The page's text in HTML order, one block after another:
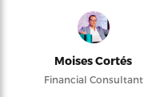
Moises Cortés
Financial Consultant